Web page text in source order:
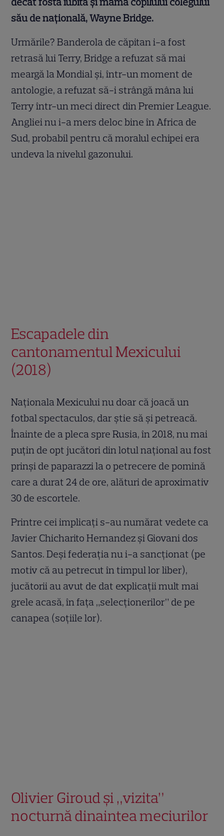
său de națională, Wayne Bridge.
Urmările? Banderola de căpitan i-a fost
retrasă lui Terry, Bridge a refuzat să mai
meargă la Mondial și, într-un moment de
antologie, a refuzat să-i strângă mâna lui
Terry într-un meci direct din Premier League.
Angliei nu i-a mers deloc bine în Africa de
Sud, probabil pentru că moralul echipei era
undeva la nivelul gazonului.
Escapadele din
cantonamentul Mexicului
(2018)
Naționala Mexicului nu doar că joacă un
fotbal spectaculos, dar știe să și petreacă.
Înainte de a pleca spre Rusia, în 2018, nu mai
puțin de opt jucători din lotul național au fost
prinși de paparazzi la o petrecere de pomină
care a durat 24 de ore, alături de aproximativ
30 de escortele.
Printre cei implicați s-au numărat vedete ca
Javier Chicharito Hernandez și Giovani dos
Santos. Deși federația nu i-a sancționat (pe
motiv că au petrecut în timpul lor liber),
jucătorii au avut de dat explicații mult mai
grele acasă, în fața „selecționerilor” de pe
canapea (soțiile lor).
Olivier Giroud și „vizita”
nocturnă dinaintea meciurilor